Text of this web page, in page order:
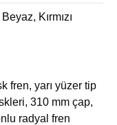
Kırmızı
fren, yarı yüzer tip
310 mm çap,
radyal fren